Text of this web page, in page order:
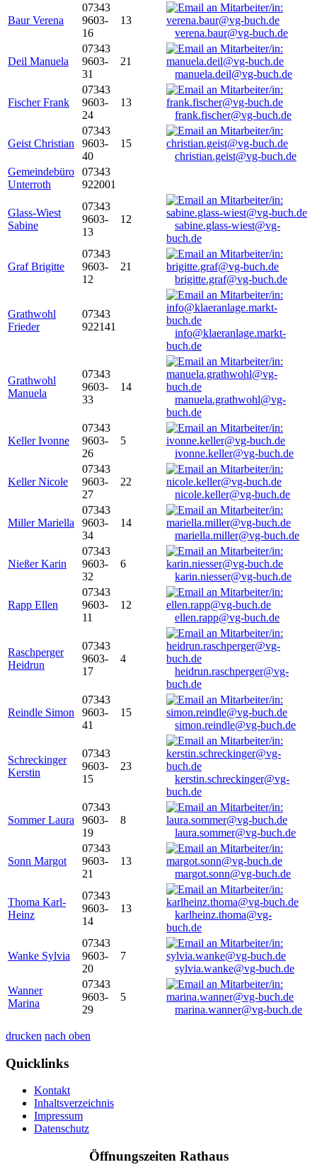
Baur Verena
07343
9603-
16
13
verena.baur@vg-buch.de
Deil Manuela
07343
9603-
31
21
manuela.deil@vg-buch.de
Fischer Frank
07343
9603-
24
13
frank.fischer@vg-buch.de
Geist Christian
07343
9603-
40
15
christian.geist@vg-buch.de
Gemeindebüro
Unterroth
07343
922001
Glass-Wiest
Sabine
07343
9603-
13
12
sabine.glass-wiest@vg-
buch.de
Graf Brigitte
07343
9603-
12
21
brigitte.graf@vg-buch.de
Grathwohl
Frieder
07343
922141
info@klaeranlage.markt-
buch.de
Grathwohl
Manuela
07343
9603-
33
14
manuela.grathwohl@vg-
buch.de
Keller Ivonne
07343
9603-
26
5
ivonne.keller@vg-buch.de
Keller Nicole
07343
9603-
27
22
nicole.keller@vg-buch.de
Miller Mariella
07343
9603-
34
14
mariella.miller@vg-buch.de
Nießer Karin
07343
9603-
32
6
karin.niesser@vg-buch.de
Rapp Ellen
07343
9603-
11
12
ellen.rapp@vg-buch.de
Raschperger
Heidrun
07343
9603-
17
4
heidrun.raschperger@vg-
buch.de
Reindle Simon
07343
9603-
41
15
simon.reindle@vg-buch.de
Schreckinger
Kerstin
07343
9603-
15
23
kerstin.schreckinger@vg-
buch.de
Sommer Laura
07343
9603-
19
8
laura.sommer@vg-buch.de
Sonn Margot
07343
9603-
21
13
margot.sonn@vg-buch.de
Thoma Karl-
Heinz
07343
9603-
14
13
karlheinz.thoma@vg-
buch.de
Wanke Sylvia
07343
9603-
20
7
sylvia.wanke@vg-buch.de
Wanner
Marina
07343
9603-
29
5
marina.wanner@vg-buch.de
drucken nach oben
Quicklinks
Kontakt
Inhaltsverzeichnis
Impressum
Datenschutz
Öffnungszeiten Rathaus